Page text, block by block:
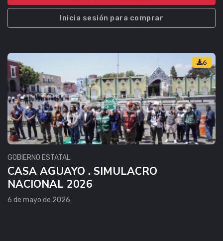
Inicia sesión para comprar
6
GOBIERNO ESTATAL
CASA AGUAYO . SIMULACRO
NACIONAL 2026
6 de mayo de 2026